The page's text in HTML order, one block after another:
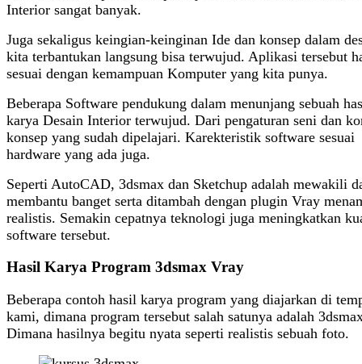
Interior sangat banyak.
Juga sekaligus keingian-keinginan Ide dan konsep dalam
kita terbantukan langsung bisa terwujud. Aplikasi tersebut
sesuai dengan kemampuan Komputer yang kita punya.
Beberapa Software pendukung dalam menunjang sebuah
karya Desain Interior terwujud. Dari pengaturan seni dan
konsep yang sudah dipelajari. Karekteristik software sesuai
hardware yang ada juga.
Seperti AutoCAD, 3dsmax dan Sketchup adalah mewakili
membantu banget serta ditambah dengan plugin Vray
realistis. Semakin cepatnya teknologi juga meningkatkan
software tersebut.
Hasil Karya Program 3dsmax Vray
Beberapa contoh hasil karya program yang diajarkan di
kami, dimana program tersebut salah satunya adalah
Dimana hasilnya begitu nyata seperti realistis sebuah foto.